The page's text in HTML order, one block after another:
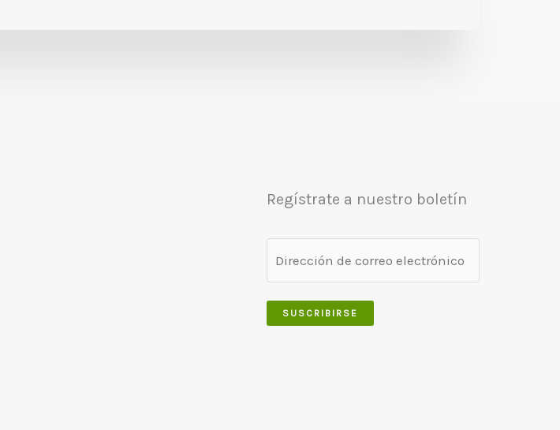
Regístrate a nuestro boletín
SUSCRIBIRSE